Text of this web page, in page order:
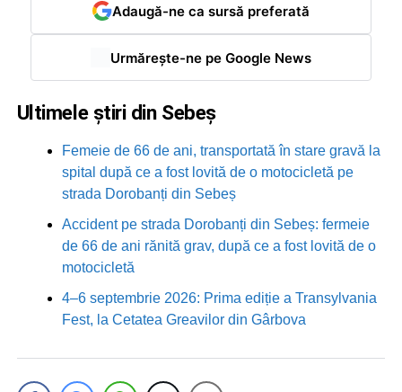
Adaugă-ne ca sursă preferată
Urmărește-ne pe Google News
Ultimele știri din Sebeș
Femeie de 66 de ani, transportată în stare gravă la
spital după ce a fost lovită de o motocicletă pe
strada Dorobanți din Sebeș
Accident pe strada Dorobanți din Sebeș: fermeie
de 66 de ani rănită grav, după ce a fost lovită de o
motocicletă
4–6 septembrie 2026: Prima ediție a Transylvania
Fest, la Cetatea Greavilor din Gârbova